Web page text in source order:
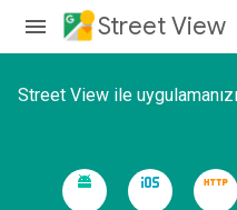
Street View
Street View ile